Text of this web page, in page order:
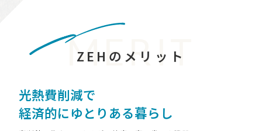
MERIT
ZEHのメリット
光熱費削減で
経済的にゆとりある暮らし